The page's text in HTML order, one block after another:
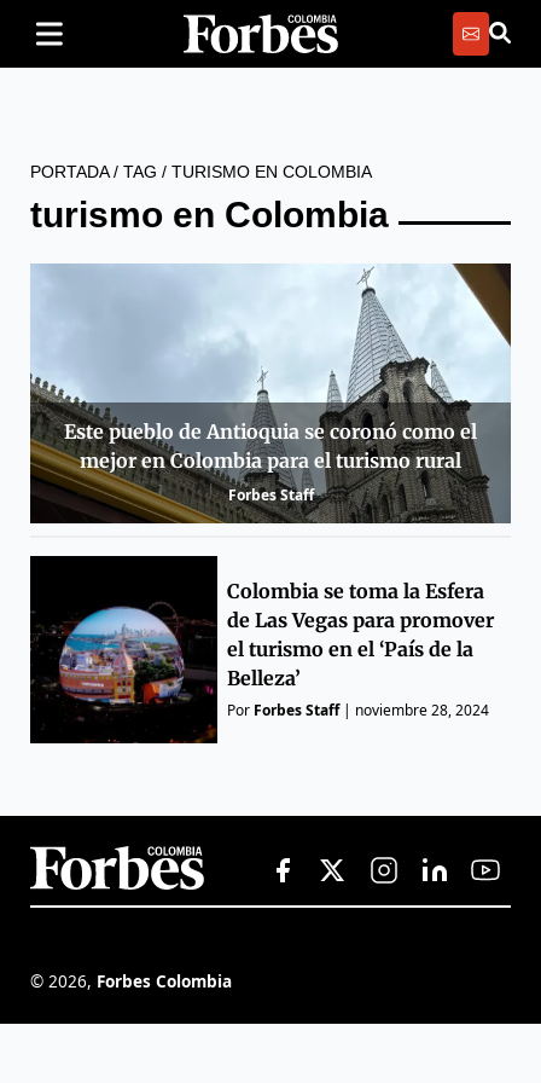
PORTADA/ TAG / TURISMO EN COLOMBIA
turismo en Colombia
Este pueblo de Antioquia se coronó como el
mejor en Colombia para el turismo rural
Forbes Staff
Colombia se toma la Esfera
de Las Vegas para promover
el turismo en el ‘País de la
Belleza’
Por Forbes Staff| noviembre 28, 2024
© 2026, Forbes Colombia